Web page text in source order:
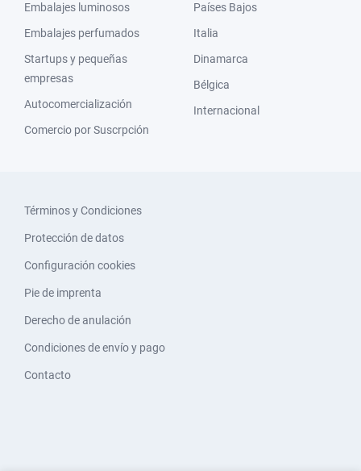
Embalajes luminosos
Embalajes perfumados
Startups y pequeñas
empresas
Autocomercialización
Comercio por Suscrpción
Países Bajos
Italia
Dinamarca
Bélgica
Internacional
Términos y Condiciones
Protección de datos
Configuración cookies
Pie de imprenta
Derecho de anulación
Condiciones de envío y pago
Contacto